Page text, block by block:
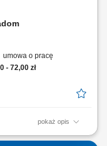
umowa o pracę
- 72,00 zł
pokaż opis
monitorowanie pracy